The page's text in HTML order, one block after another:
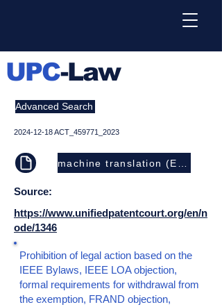
UPC-Law
Advanced Search
2024-12-18ACT_459771_2023
Source:
https://www.unifiedpatentcourt.org/en/n
ode/1346
Prohibition of legal action based on the
IEEE Bylaws, IEEE LOA objection,
formal requirements for withdrawal from
the exemption, FRAND objection,